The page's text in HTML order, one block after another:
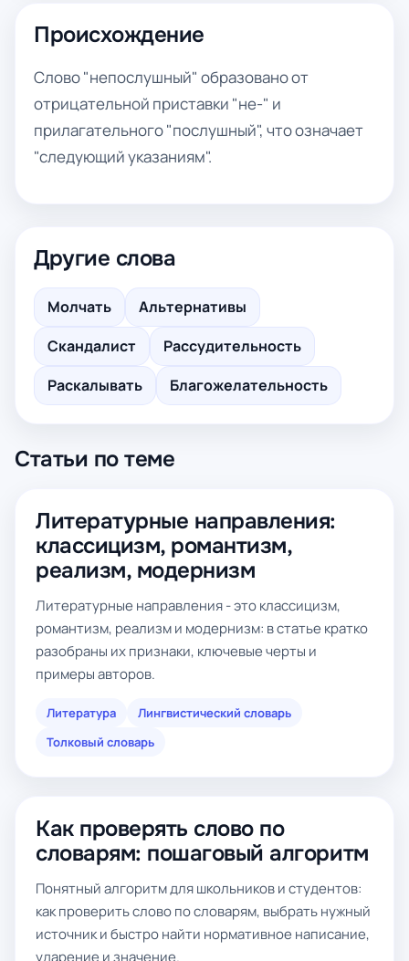
Происхождение
Слово "непослушный" образовано от
отрицательной приставки "не-" и
прилагательного "послушный", что означает
"следующий указаниям".
Другие слова
Молчать
Альтернативы
Скандалист
Рассудительность
Раскалывать
Благожелательность
Статьи по теме
Литературные направления:
классицизм, романтизм,
реализм, модернизм
Литературные направления - это классицизм,
романтизм, реализм и модернизм: в статье кратко
разобраны их признаки, ключевые черты и
примеры авторов.
Литература
Лингвистический словарь
Толковый словарь
Как проверять слово по
словарям: пошаговый алгоритм
Понятный алгоритм для школьников и студентов:
как проверить слово по словарям, выбрать нужный
источник и быстро найти нормативное написание,
ударение и значение.